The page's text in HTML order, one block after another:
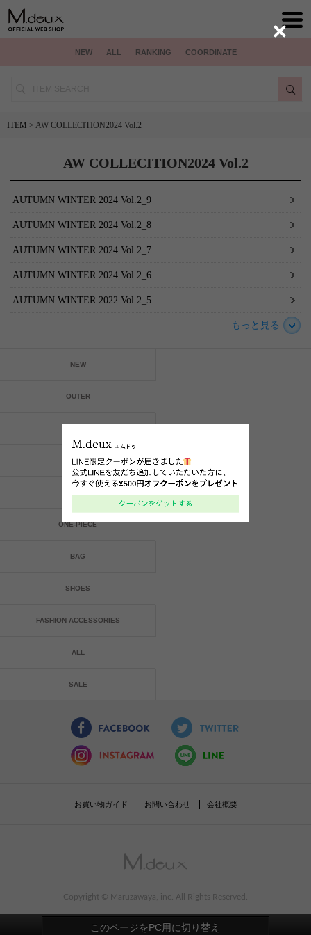
NEW ALL RANKING COORDINATE
ITEM > AW COLLECITION2024 Vol.2
AW COLLECITION2024 Vol.2
AUTUMN WINTER 2024 Vol.2_9
AUTUMN WINTER 2024 Vol.2_8
AUTUMN WINTER 2024 Vol.2_7
AUTUMN WINTER 2024 Vol.2_6
AUTUMN WINTER 2022 Vol.2_5
もっと見る
NEW
OUTER
SKIRT
ONE-PIECE
BAG
SHOES
FASHION ACCESSORIES
ALL
SALE
お買い物ガイド お問い合わせ 会社概要
Copyright © Maruzawaya, inc. All Rights Reserved.
このページをPC用に切り替え
Close